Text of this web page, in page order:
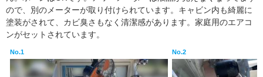
ので、別のメーターが取り付けられています。キャビン内も綺麗に
塗装がされて、カビ臭さもなく清潔感があります。家庭用のエアコ
ンがセットされています。
No.1 No.2